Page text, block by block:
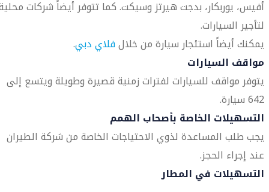
أفيس، يوربكار، بدجت هيرتز وسيكت. كما تتوفر أيضاً شركات
لتأجير السيارات.
يمكنك أيضاً استئجار سيارة من خلالفلاي دبي.
مواقف السيارات
يتوفر مواقف للسيارات لفترات زمنية قصيرة وطويلة ويتسع إلى
642 سيارة.
التسهيلات الخاصة بأصحاب الهمم
يجب طلب المساعدة لذوي الاحتياجات الخاصة من شركة الطيران
عند إجراء الحجز.
التسهيلات في المطار